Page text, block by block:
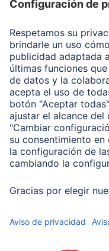
Clientes online
Conviértete en
Compañía
Historia de la
Hama en todo el
Sostenibilidad
Business-Portal